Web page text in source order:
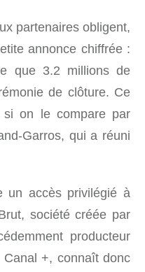
partenaires obligent,
annonce chiffrée :
que 3.2 millions de
de clôture. Ce
on le compare par
Garros, qui a réuni
un accès privilégié à
société créée par
producteur
+, connaît donc